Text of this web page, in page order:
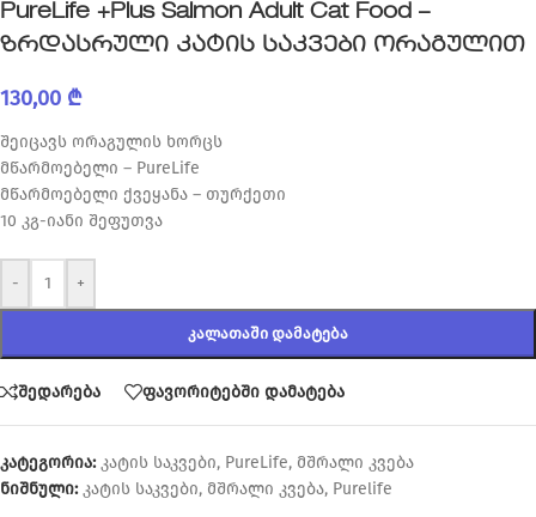
PureLife +Plus Salmon Adult Cat Food –
ზრდასრული კატის საკვები ორაგულით
130,00 ₾
შეიცავს ორაგულის ხორცს
მწარმოებელი – PureLife
მწარმოებელი ქვეყანა – თურქეთი
10 კგ-იანი შეფუთვა
- +
ᲙᲐᲚᲐᲗᲐᲨᲘ ᲓᲐᲛᲐᲢᲔᲑᲐ
შედარება ფავორიტებში დამატება
კატეგორია: კატის საკვები, PureLife, მშრალი კვება
ნიშნული: კატის საკვები, მშრალი კვება, Purelife